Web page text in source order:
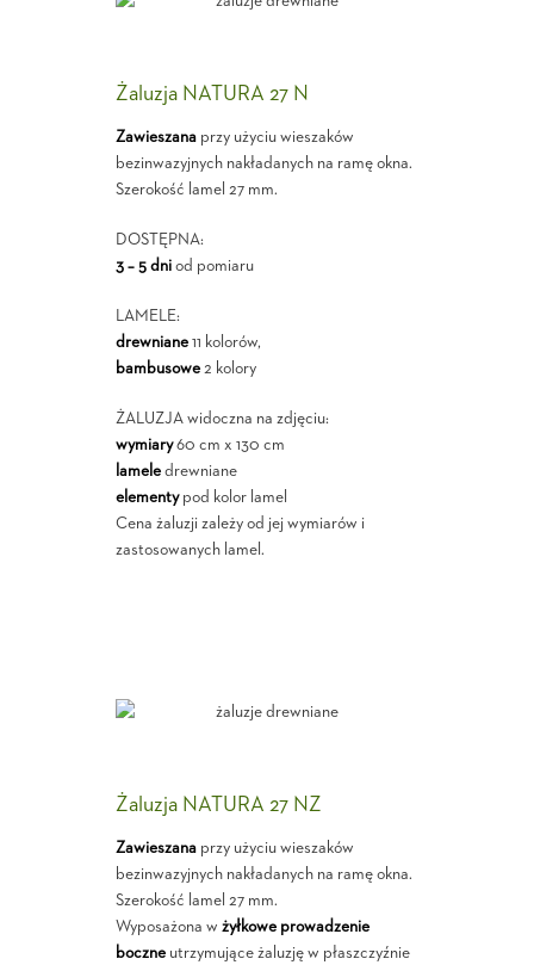
Żaluzja NATURA 27 N
Zawieszanaprzy użyciu wieszaków
bezinwazyjnych nakładanych na ramę okna.
Szerokość lamel 27 mm.
DOSTĘPNA:
3 – 5 dniod pomiaru
LAMELE:
drewniane11 kolorów,
bambusowe2 kolory
ŻALUZJA widoczna na zdjęciu:
wymiary60 cm x 130 cm
lameledrewniane
elementypod kolor lamel
Cena żaluzji zależy od jej wymiarów i
zastosowanych lamel.
Żaluzja NATURA 27 NZ
Zawieszanaprzy użyciu wieszaków
bezinwazyjnych nakładanych na ramę okna.
Szerokość lamel 27 mm.
Wyposażona w żyłkowe prowadzenie
boczneutrzymujące żaluzję w płaszczyźnie